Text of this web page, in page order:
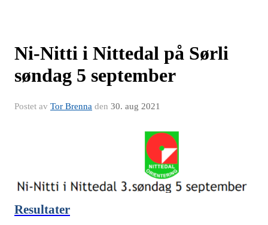
Ni-Nitti i Nittedal på Sørli
søndag 5 september
Postet av Tor Brenna den 30. aug 2021
Resultater